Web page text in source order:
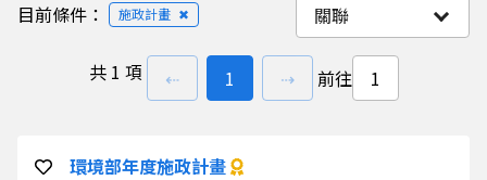
目前條件： 施政計畫 ✖ 關聯
共 1 項 ⇠上一頁前往
1 ⇢下一頁
前往
環境部年度施政計畫